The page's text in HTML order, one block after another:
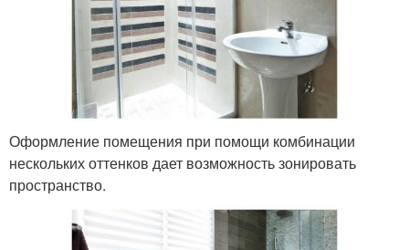
Оформление помещения при помощи комбинации
нескольких оттенков дает возможность зонировать
пространство.